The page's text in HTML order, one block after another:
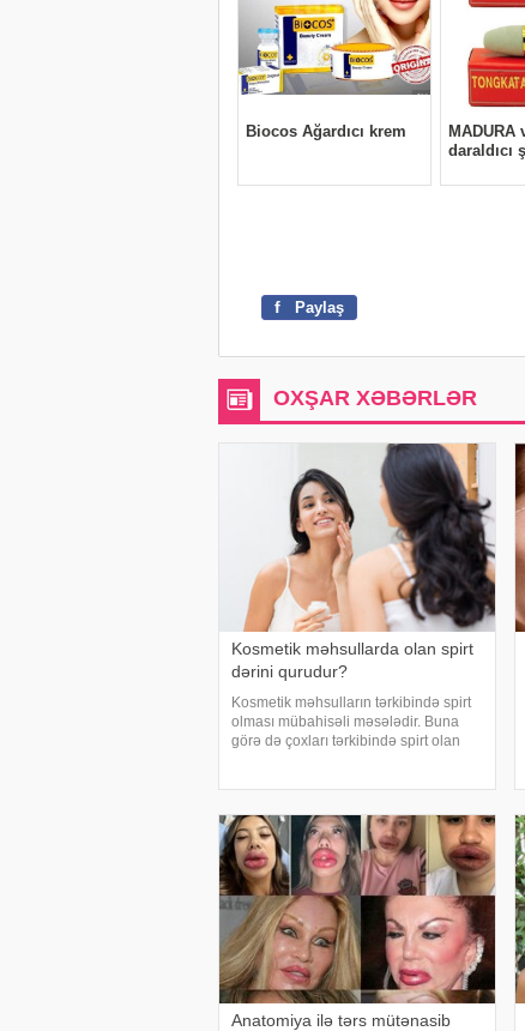
f Paylaş
OXŞAR XƏBƏRLƏR
Kosmetik məhsullarda olan spirt
dərini qurudur?
Kosmetik məhsulların tərkibində spirt
olması mübahisəli məsələdir. Buna
görə də çoxları tərkibində spirt olan
Anatomiya ilə tərs mütənasib